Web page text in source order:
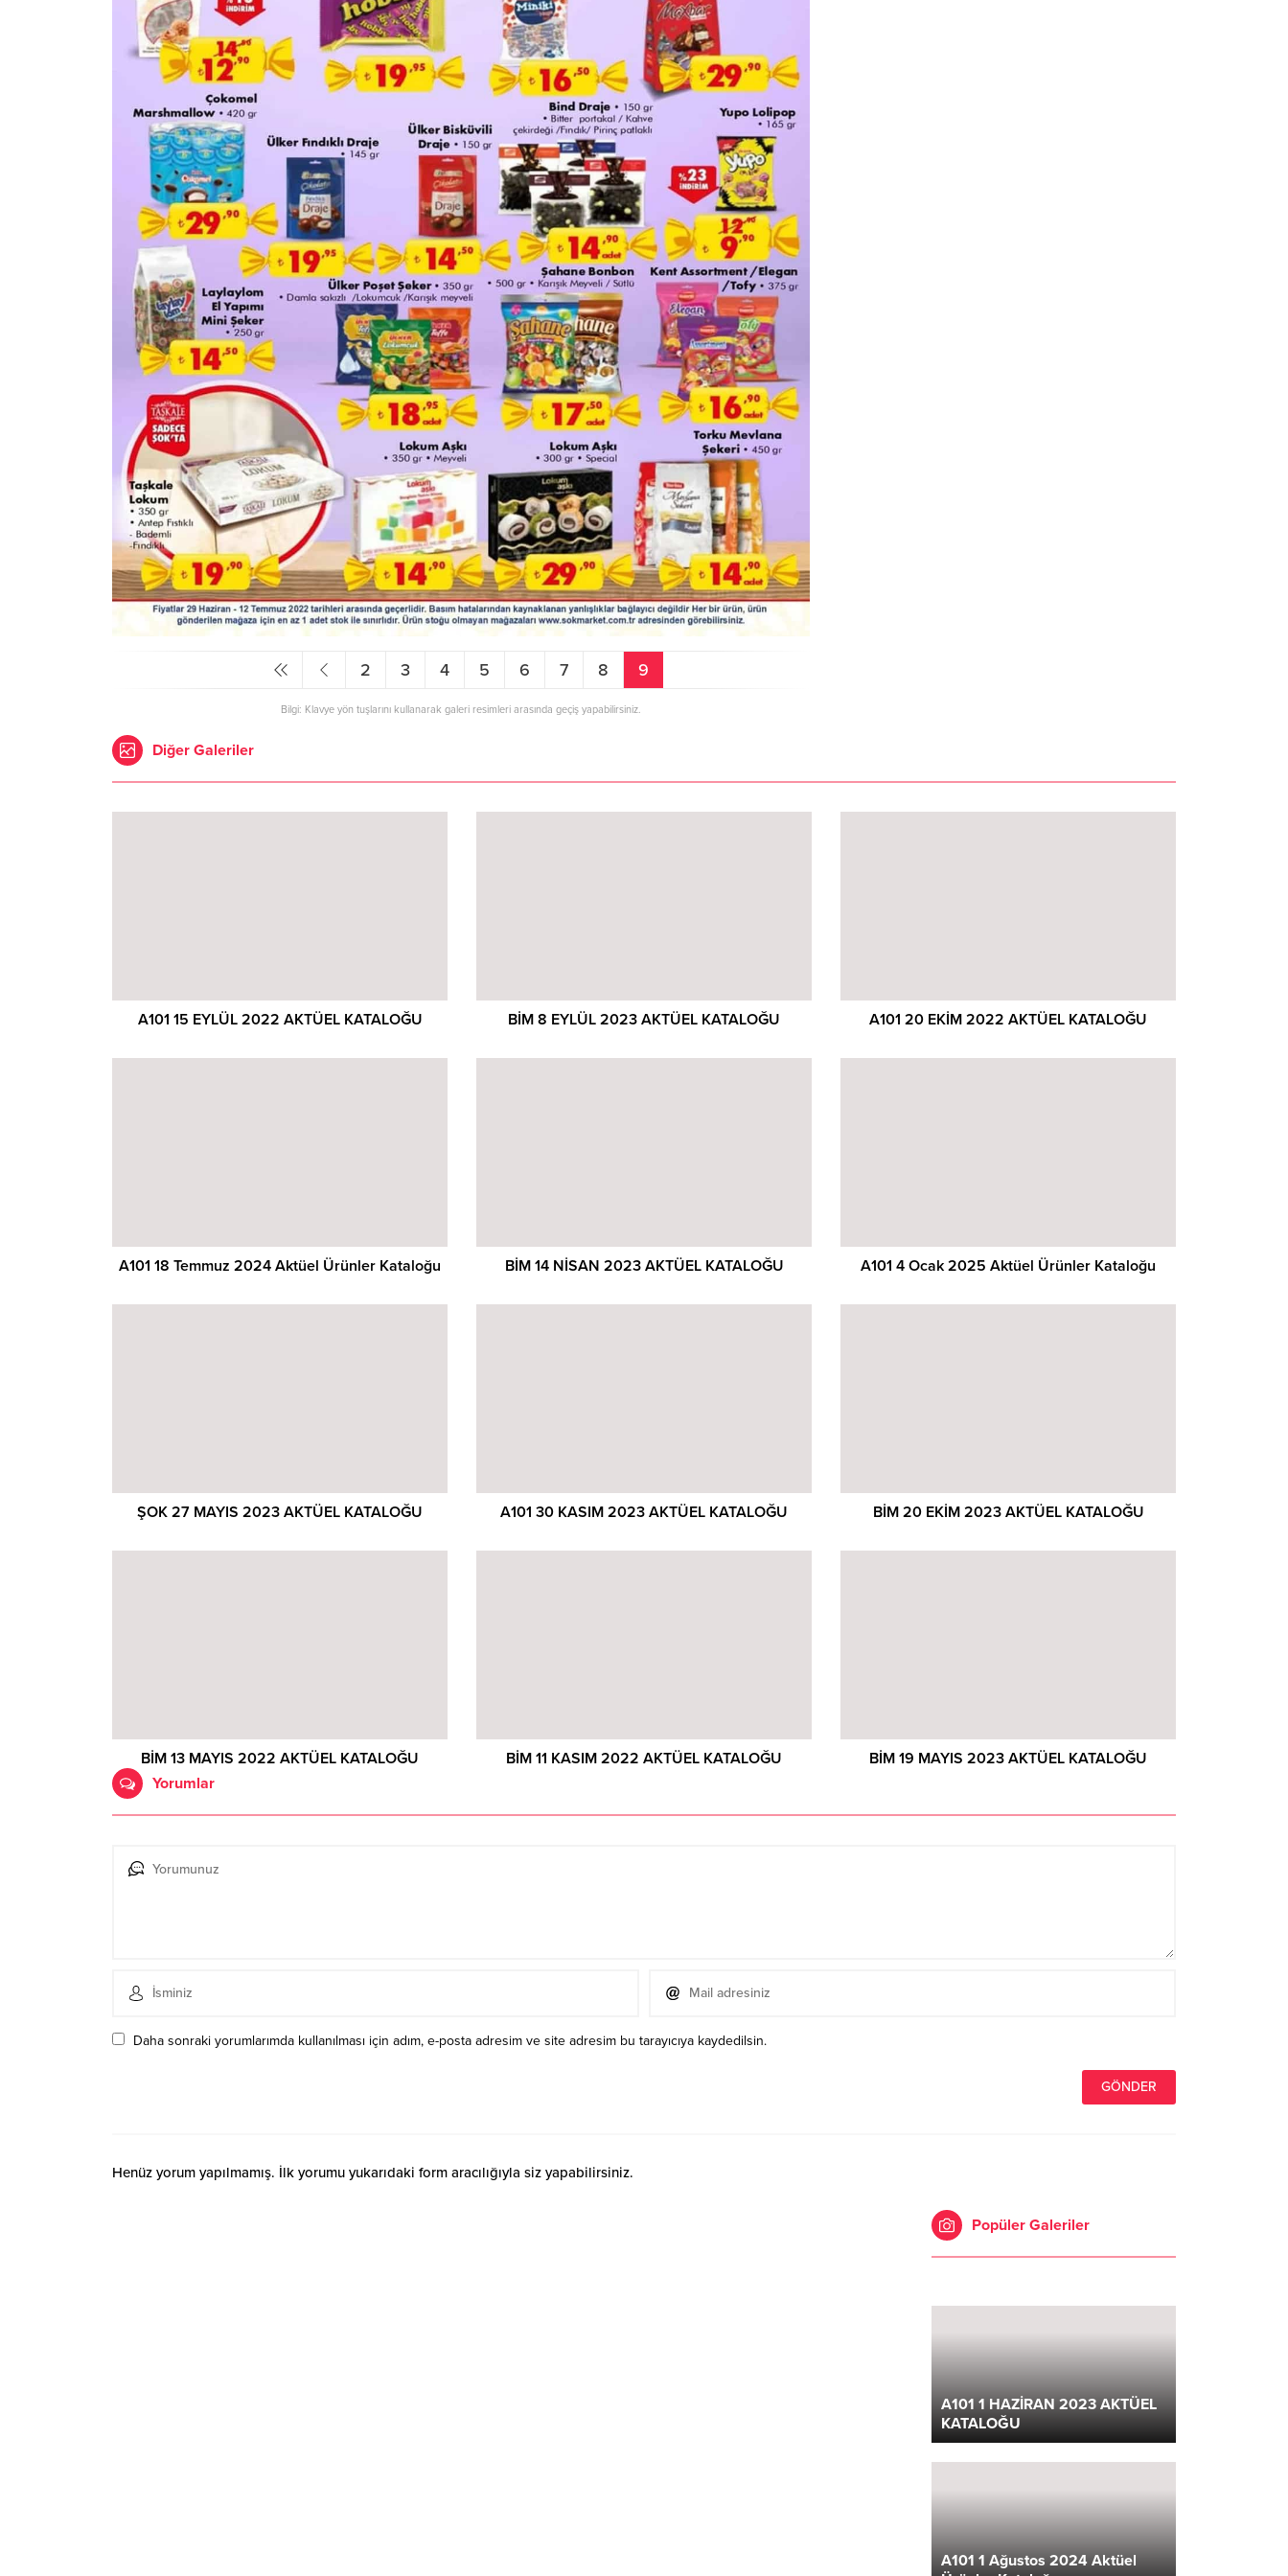
2 3 4 5 6 7 8 9
Bilgi: Klavye yön tuşlarını kullanarak galeri resimleri arasında geçiş yapabilirsiniz.
Diğer Galeriler
A101 15 EYLÜL 2022 AKTÜEL KATALOĞU BİM 8 EYLÜL 2023 AKTÜEL KATALOĞU A101 20 EKİM 2022 AKTÜEL KATALOĞU
A101 18 Temmuz 2024 Aktüel Ürünler Kataloğu BİM 14 NİSAN 2023 AKTÜEL KATALOĞU A101 4 Ocak 2025 Aktüel Ürünler Kataloğu
ŞOK 27 MAYIS 2023 AKTÜEL KATALOĞU A101 30 KASIM 2023 AKTÜEL KATALOĞU BİM 20 EKİM 2023 AKTÜEL KATALOĞU
BİM 13 MAYIS 2022 AKTÜEL KATALOĞU BİM 11 KASIM 2022 AKTÜEL KATALOĞU
BİM 19 MAYIS 2023 AKTÜEL KATALOĞU
Yorumlar
Daha sonraki yorumlarımda kullanılması için adım, e-posta adresim ve site adresim bu tarayıcıya kaydedilsin.
Henüz yorum yapılmamış. İlk yorumu yukarıdaki form aracılığıyla siz yapabilirsiniz.
Popüler Galeriler
A101 1 HAZİRAN 2023 AKTÜEL
KATALOĞU
A101 1 Ağustos 2024 Aktüel